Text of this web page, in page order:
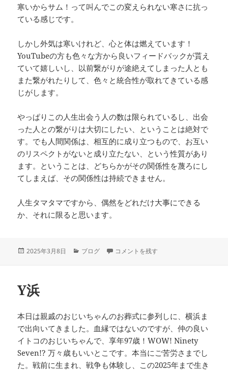
寒いからサム！って叫んでこの変えられない寒さに抗っ
ている感じです。
しかし外気は寒いけれど、心と体は燃えています！
YouTubeの方も色々な方から良いフィードバックが貰え
ていて嬉しいし、以前繋がりが途絶えてしまった人とも
また繋がれたりして、色々と統合性が取れてきている感
じがします。
やっぱりこの人生出会う人の数は限られているし、出会
った人との繋がりは大切にしたい、ということは絶対で
す。でも人間関係は、相互的に成り立つもので、お互い
のリスペクトがないと成り立たない、という性質があり
ます。ということは、どちらかがその関係性を蔑ろにし
てしまえば、その関係性は持続できません。
人生タマタマですから、偶然をどれだけ大事にできる
か、それに限ると思います。
投
2025年3月8日
カ
ブログ 寒さの中に燃ゆる に
コメントを残す
Y浜
本日は親戚のおじいちゃんのお葬式に参列しに、横浜ま
で出向いてきました。血縁ではないのですが、仲の良い
イトコのおじいちゃんで、享年97歳！WOW! Ninety
Seven!? 万々歳もいいとこです。本当にご苦労さまでし
た。戦前に生まれ、戦争も体験し、この2025年まで生き